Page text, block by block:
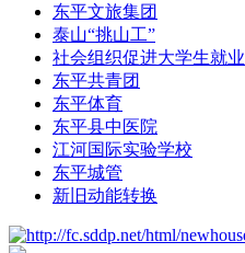
东平文旅集团
泰山“挑山工”
社会组织促进大学生就业
东平共青团
东平体育
东平县中医院
江河国际实验学校
东平城管
新旧动能转换